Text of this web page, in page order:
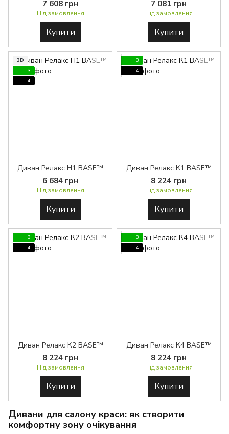
7 608 грн
Під замовлення
Купити
7 081 грн
Під замовлення
Купити
3D
3
4
Диван Релакс H1 BASE™
6 684 грн
Під замовлення
Купити
3
4
Диван Релакс К1 BASE™
8 224 грн
Під замовлення
Купити
3
4
Диван Релакс К2 BASE™
8 224 грн
Під замовлення
Купити
3
4
Диван Релакс К4 BASE™
8 224 грн
Під замовлення
Купити
Дивани для салону краси: як створити
комфортну зону очікування